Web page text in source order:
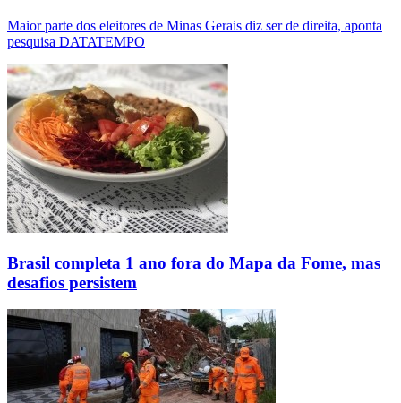
Maior parte dos eleitores de Minas Gerais diz ser de direita, aponta
pesquisa DATATEMPO
Brasil completa 1 ano fora do Mapa da Fome, mas
desafios persistem